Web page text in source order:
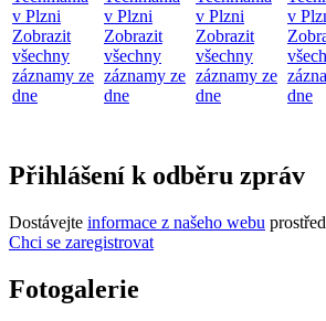
v Plzni
Zobrazit
všechny
záznamy ze
dne
v Plzni
Zobrazit
všechny
záznamy ze
dne
v Plzni
Zobrazit
všechny
záznamy ze
dne
v
dne
Přihlášení k odběru zpráv
Dostávejte informace z našeho webu
Chci se zaregistrovat
Fotogalerie